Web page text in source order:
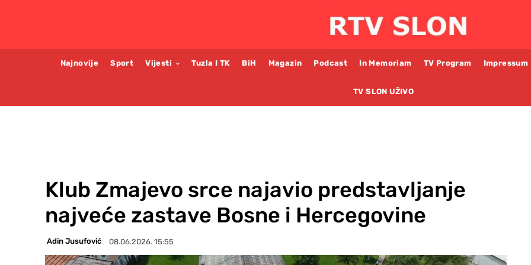
Najnovije Sport Vijesti Tuzla I TK BiH Magazin Podcast In Memoriam TV Program Impressum
TV SLON UŽIVO
Klub Zmajevo srce najavio predstavljanje
najveće zastave Bosne i Hercegovine
Adin Jusufović 08.06.2026. 15:55